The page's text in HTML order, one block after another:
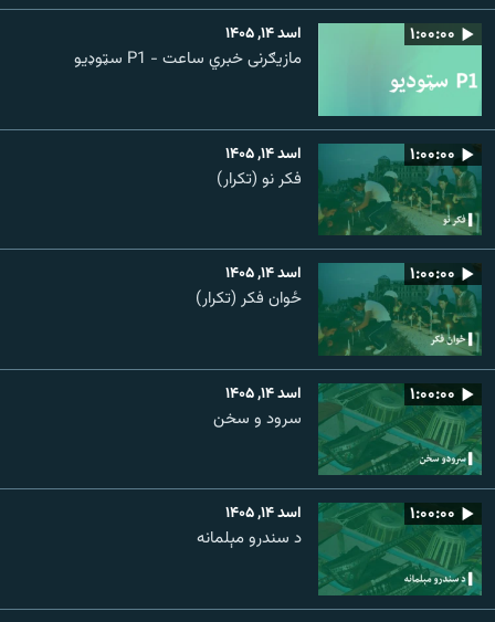
۱:۰۰:۰۰ اسد ۱۴, ۱۴۰۵
مازیګرنی خبري ساعت - P1 سټوډیو
۱:۰۰:۰۰ اسد ۱۴, ۱۴۰۵
فکر نو (تکرار)
۱:۰۰:۰۰ اسد ۱۴, ۱۴۰۵
ځوان فکر (تکرار)
۱:۰۰:۰۰ اسد ۱۴, ۱۴۰۵
سرود و سخن
۱:۰۰:۰۰ اسد ۱۴, ۱۴۰۵
د سندرو مېلمانه